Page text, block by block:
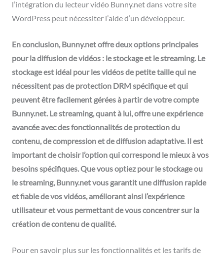
l’intégration du lecteur vidéo Bunny.net dans votre site
WordPress peut nécessiter l’aide d’un développeur.
En conclusion, Bunny.net offre deux options principales
pour la diffusion de vidéos : le stockage et le streaming. Le
stockage est idéal pour les vidéos de petite taille qui ne
nécessitent pas de protection DRM spécifique et qui
peuvent être facilement gérées à partir de votre compte
Bunny.net. Le streaming, quant à lui, offre une expérience
avancée avec des fonctionnalités de protection du
contenu, de compression et de diffusion adaptative. Il est
important de choisir l’option qui correspond le mieux à vos
besoins spécifiques. Que vous optiez pour le stockage ou
le streaming, Bunny.net vous garantit une diffusion rapide
et fiable de vos vidéos, améliorant ainsi l’expérience
utilisateur et vous permettant de vous concentrer sur la
création de contenu de qualité.
Pour en savoir plus sur les fonctionnalités et les tarifs de